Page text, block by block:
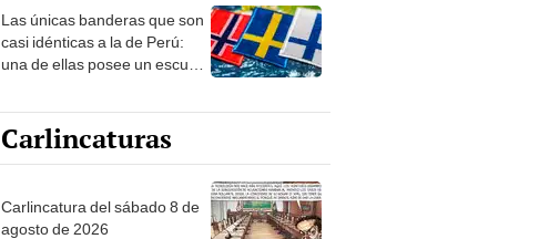
sabía sobre su pasado
Las únicas banderas que son
casi idénticas a la de Perú:
una de ellas posee un escudo
Carlincaturas
Carlincatura del sábado 8 de
agosto de 2026